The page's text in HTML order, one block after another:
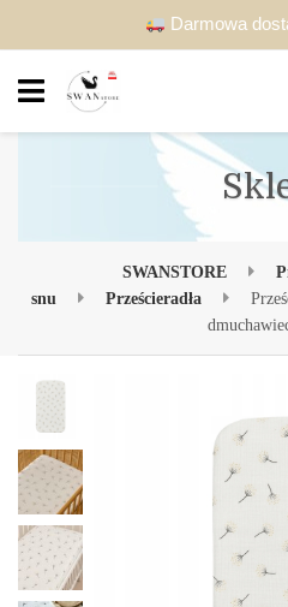
Darmowa
SWANSTORE
snu
Prześcieradła